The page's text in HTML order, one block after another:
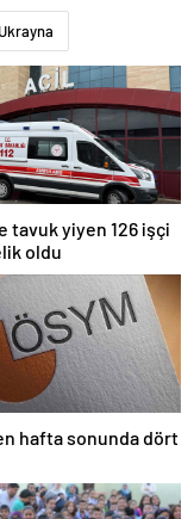
Ukrayna
tavuk yiyen 126 işçi
oldu
hafta sonunda dört